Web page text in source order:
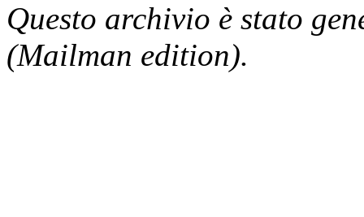
Questo archivio è stato
(Mailman edition).